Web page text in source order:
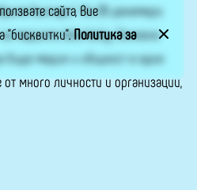
българи”. На 20 декември
медията dobrite.bg. Основна
бъде медия и общност в едно
много личности и организации,
сайта, Вие
"бисквитки".Политика за